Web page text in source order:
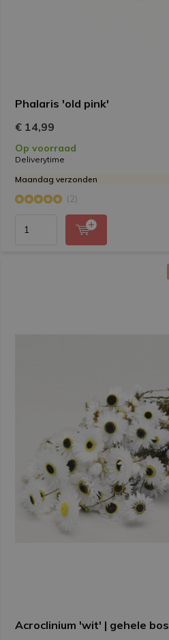
Phalaris 'old pink'
€ 14,99
Op voorraad
Deliverytime
Maandag verzonden
(2)
Acroclinium 'wit' | gehele bos